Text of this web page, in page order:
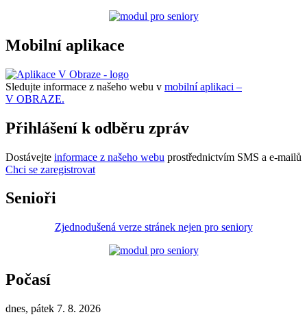
Mobilní aplikace
Sledujte informace z našeho webu v mobilní aplikaci –
V OBRAZE.
Přihlášení k odběru zpráv
Dostávejte informace z našeho webu prostřednictvím SMS a e-mailů
Chci se zaregistrovat
Senioři
Zjednodušená verze stránek nejen pro seniory
Počasí
dnes, pátek 7. 8. 2026